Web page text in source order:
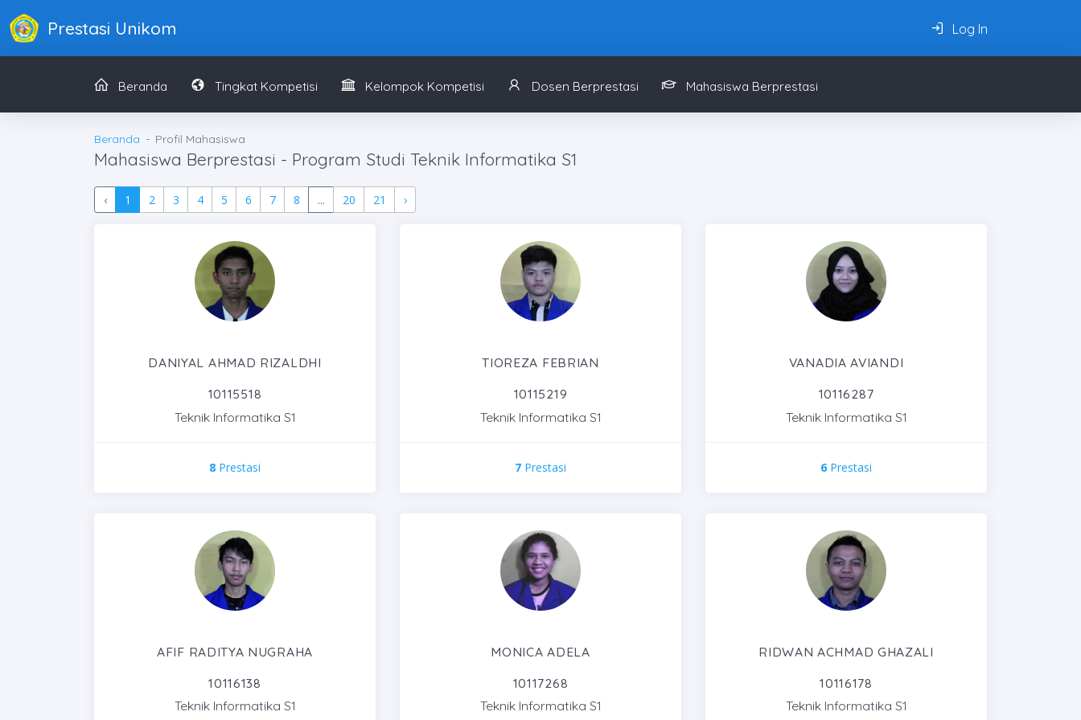
Prestasi Unikom Log In
Beranda Tingkat Kompetisi Kelompok Kompetisi Dosen Berprestasi Mahasiswa Berprestasi
Beranda Profil Mahasiswa
Mahasiswa Berprestasi - Program Studi Teknik Informatika S1
‹ 1 2 3 4 5 6 7 8 ... 20 21 ›
DANIYAL AHMAD RIZALDHI
10115518
Teknik Informatika S1
8 Prestasi
TIOREZA FEBRIAN
10115219
Teknik Informatika S1
7 Prestasi
VANADIA AVIANDI
10116287
Teknik Informatika S1
6 Prestasi
AFIF RADITYA NUGRAHA
10116138
Teknik Informatika S1
MONICA ADELA
10117268
Teknik Informatika S1
RIDWAN ACHMAD GHAZALI
10116178
Teknik Informatika S1